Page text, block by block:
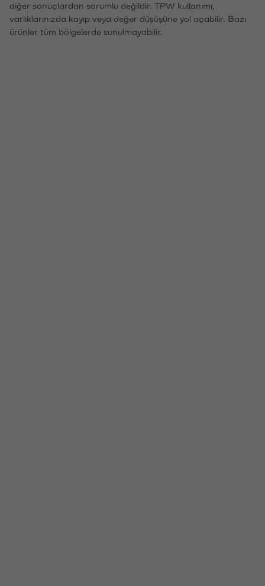
diğer sonuçlardan sorumlu değildir. TPW kullanımı,
varlıklarınızda kayıp veya değer düşüşüne yol açabilir. Bazı
ürünler tüm bölgelerde sunulmayabilir.